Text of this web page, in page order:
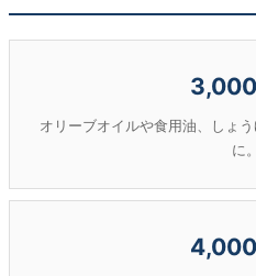
オリーブオイルや食用油、しょ
に。